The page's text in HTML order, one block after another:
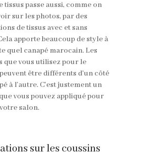
tissus passe aussi, comme on
sur les photos, par des
de tissus avec et sans
apporte beaucoup de style à
quel canapé marocain. Les
que vous utilisez pour le
être différents d’un côté
à l’autre. C’est justement un
vous pouvez appliqué pour
salon.
sur les coussins